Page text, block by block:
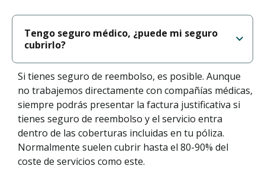
Tengo seguro médico, ¿puede mi seguro
cubrirlo?
Si tienes seguro de reembolso, es posible. Aunque
no trabajemos directamente con compañías médicas,
siempre podrás presentar la factura justificativa si
tienes seguro de reembolso y el servicio entra
dentro de las coberturas incluidas en tu póliza.
Normalmente suelen cubrir hasta el 80-90% del
coste de servicios como este.